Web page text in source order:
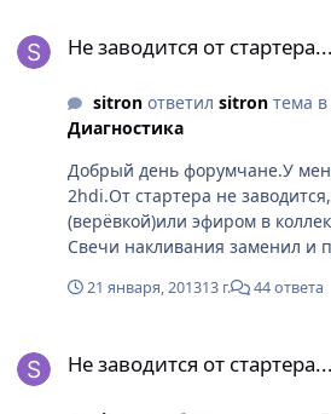
регулятор давления сбрасывл
меня до этого небыло и мне
Не заводится от
sitronответил sitronтема в
Диагностика
Добрый день форумчане.У
2hdi.От стартера не
(верёвкой)или эфиром в
Свечи накливания заменил и
лампочкой(на панели
систему(ТНВД и форсунки)
21 января, 201313 г. 44 ответа
Не заводится от